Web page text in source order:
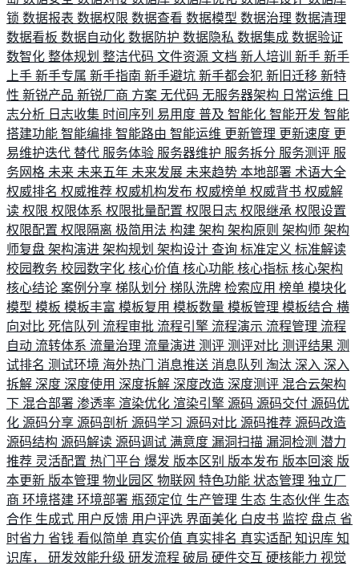
锁 数据报表 数据权限 数据查看 数据模型 数据治理 数据清理
数据看板 数据自动化 数据防护 数据隐私 数据集成 数据验证
数智化 整体规划 整洁代码 文件资源 文档 新人培训 新手 新手
上手 新手专属 新手指南 新手避坑 新手都会犯 新旧迁移 新特
性 新锐产品 新锐厂商 方案 无代码 无服务器架构 日常运维 日
志分析 日志收集 时间序列 易用度 普及 智能化 智能开发 智能
搭建功能 智能编排 智能路由 智能运维 更新管理 更新速度 更
易维护迭代 替代 服务体验 服务器维护 服务拆分 服务测评 服
务网格 未来 未来五年 未来发展 未来趋势 本地部署 术语大全
权威排名 权威推荐 权威机构发布 权威榜单 权威背书 权威解
读 权限 权限体系 权限批量配置 权限日志 权限继承 权限设置
权限配置 权限隔离 极简用法 构建 架构 架构原则 架构师 架构
师复盘 架构演进 架构规划 架构设计 查询 标准定义 标准解读
校园教务 校园数字化 核心价值 核心功能 核心指标 核心架构
核心结论 案例分享 梯队划分 梯队洗牌 检索应用 榜单 模块化
模型 模板 模板丰富 模板复用 模板数量 模板管理 模板结合 横
向对比 死信队列 流程审批 流程引擎 流程演示 流程管理 流程
自动 流转体系 流量治理 流量演进 测评 测评对比 测评结果 测
试排名 测试环境 海外热门 消息推送 消息队列 淘汰 深入 深入
拆解 深度 深度使用 深度拆解 深度改造 深度测评 混合云架构
下 混合部署 渗透率 渲染优化 渲染引擎 源码 源码交付 源码优
化 源码分享 源码剖析 源码学习 源码对比 源码推荐 源码改造
源码结构 源码解读 源码调试 满意度 漏洞扫描 漏洞检测 潜力
推荐 灵活配置 热门平台 爆发 版本区别 版本发布 版本回滚 版
本更新 版本管理 物业园区 物联网 特色功能 状态管理 独立厂
商 环境搭建 环境部署 瓶颈定位 生产管理 生态 生态伙伴 生态
合作 生成式 用户反馈 用户评选 界面美化 白皮书 监控 盘点 省
时省力 省钱 看似简单 真实价值 真实排名 真实适配 知识库 知
识库， 研发效能升级 研发流程 破局 硬件交互 硬核能力 视觉